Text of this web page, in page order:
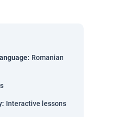
: Romanian
: Interactive lessons